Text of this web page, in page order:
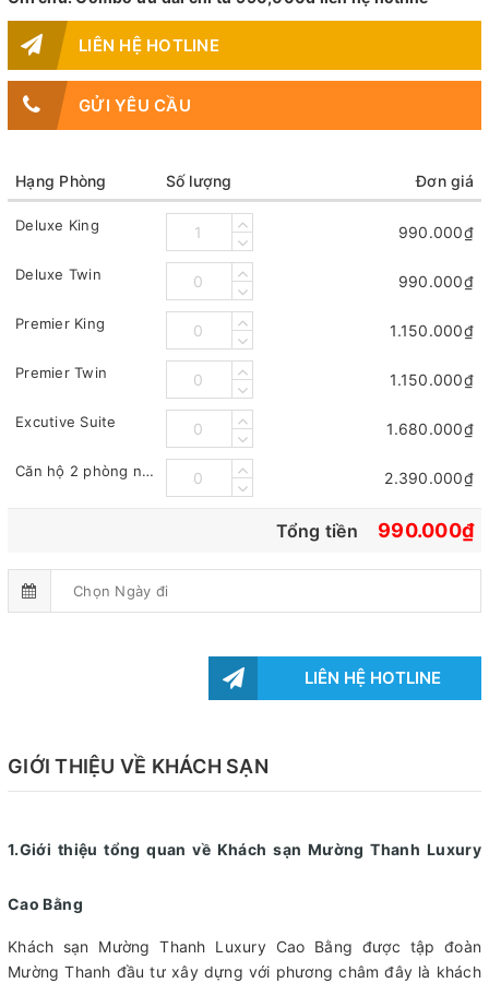
LIÊN HỆ HOTLINE
GỬI YÊU CẦU
Hạng Phòng Số lượng Đơn giá
Deluxe King 990.000₫
Deluxe Twin 990.000₫
Premier King 1.150.000₫
Premier Twin 1.150.000₫
Excutive Suite 1.680.000₫
Căn hộ 2 phòng ngủ 2.390.000₫
Tổng tiền 990.000₫
LIÊN HỆ HOTLINE
GIỚI THIỆU VỀ KHÁCH SẠN
1.Giới thiệu tổng quan về Khách sạn Mường Thanh Luxury
Cao Bằng
Khách sạn Mường Thanh Luxury Cao Bằng được tập đoàn
Mường Thanh đầu tư xây dựng với phương châm đây là khách